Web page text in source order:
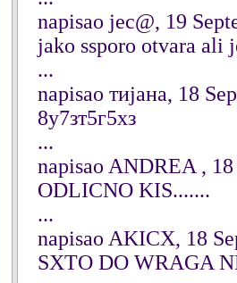
napisao jec@, 19
jako ssporo otvara ali
...
napisao тијана, 18
8у7зт5г5хз
...
napisao ANDREA ,
ODLICNO KIS.......
...
napisao AKICX, 18
SXTO DO WRAGA